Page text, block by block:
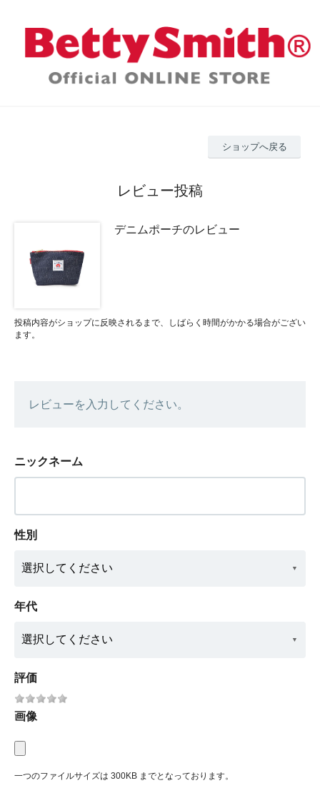
ショップへ戻る
レビュー投稿
デニムポーチのレビュー
投稿内容がショップに反映されるまで、しばらく時間がかかる場合がござい
ます。
レビューを入力してください。
ニックネーム
性別
年代
評価
画像
一つのファイルサイズは 300KB までとなっております。